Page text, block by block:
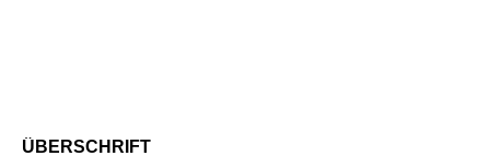
ÜBERSCHRIFT